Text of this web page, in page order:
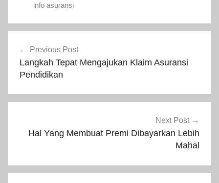
info asuransi
Previous Post
Langkah Tepat Mengajukan Klaim Asuransi
Pendidikan
Next Post
Hal Yang Membuat Premi Dibayarkan Lebih
Mahal